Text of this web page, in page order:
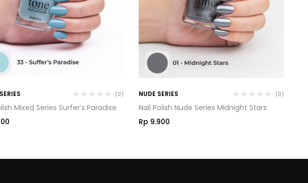
(0)
Mixed Series Surfer’s Paradise
NUDE SERIES (0)
Nail Polish Nude Series Midnight Stars
Rp 9.900